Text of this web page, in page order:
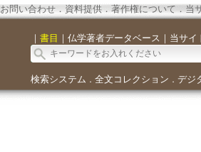
お問い合わせ． 資料提供． 著作権について．当
｜ 書目 ｜ 仏学著者データベース ｜ 当サイ
検索システム ． 全文コレクション ． デジ